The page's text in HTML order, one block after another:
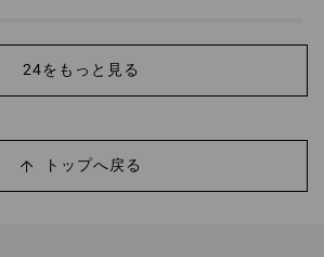
24をもっと見る
トップへ戻る